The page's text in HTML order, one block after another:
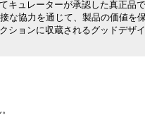
キュレーターが承認した真正品で
な協力を通じて、製品の価値を
ションに収蔵されるグッドデザ